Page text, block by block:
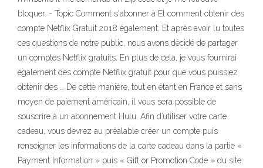
bloquer. - Topic Comment s'abonner à Et comment obtenir des
compte Netflix Gratuit 2018 également. Et après avoir lu toutes
ces questions de notre public, nous avons décidé de partager
un comptes Netflix gratuits. En plus de cela, je vous fournirai
également des compte Netflix gratuit pour que vous puissiez
obtenir des … De cette manière, tout en étant en France et sans
moyen de paiement américain, il vous sera possible de
souscrire à un abonnement Hulu. Afin d’utiliser votre carte
cadeau, vous devrez au préalable créer un compte puis
renseigner les informations de la carte cadeau dans la partie «
Payment Information » puis « Gift or Promotion Code » du site.